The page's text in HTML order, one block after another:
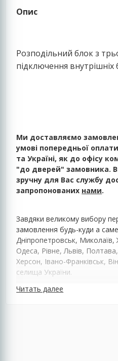
Опис
Розподільний блок з
підключення внутрішніх
Ми доставляємо
умові попередньої
та Україні, як до офісу
"до дверей" замовника.
зручну для Вас службу
запропонованих нами.
Завдяки великому вибору
замовлення будь-куди а
Дніпропетровськ, Миколаїв,
Одеса, Рівне, Львів,
Херсон, Івано-Франківськ,
селища України.
Читать далее